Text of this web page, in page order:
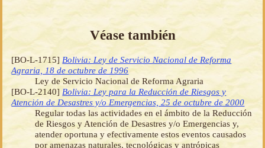
Véase también
[BO-L-1715] Bolivia: Ley de Servicio Nacional de Reforma
Agraria, 18 de octubre de 1996
Ley de Servicio Nacional de Reforma Agraria
[BO-L-2140] Bolivia: Ley para la Reducción de Riesgos y
Atención de Desastres y/o Emergencias, 25 de octubre de 2000
Regular todas las actividades en el ámbito de la Reducción
de Riesgos y Atención de Desastres y/o Emergencias y,
atender oportuna y efectivamente estos eventos causados
por amenazas naturales, tecnológicas y antrópicas